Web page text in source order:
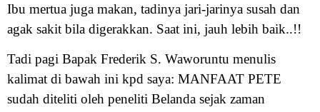
Ibu mertua juga makan, tadinya jari-jarinya susah dan
agak sakit bila digerakkan. Saat ini, jauh lebih baik..!!
Tadi pagi Bapak Frederik S. Waworuntu menulis
kalimat di bawah ini kpd saya: MANFAAT PETE
sudah diteliti oleh peneliti Belanda sejak zaman